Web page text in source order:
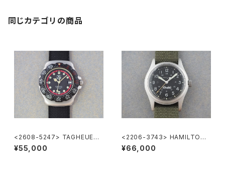
同じカテゴリの商品
<2608-5247> TAGHEUER
FORMULA1
¥55,000
<2206-3743> HAMILTON
Khaki
¥66,000